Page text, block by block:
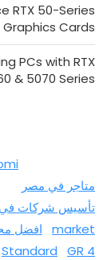
RTX 50-Series
Graphics Cards
PCs with RTX
& 5070 Series
متاجر في مصر
تأسيس شركات
market
افضل
Standard
GR 4